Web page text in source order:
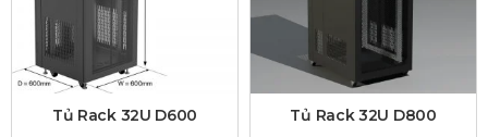
Tủ Rack 32U D600
Tủ Rack 32U D800